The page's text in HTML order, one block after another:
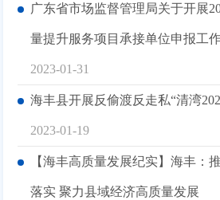
广东省市场监督管理局关于开展
量提升服务项目承接单位申报工
2023-01-31
海丰县开展反偷渡反走私“清湾
2023-01-19
【海丰高质量发展纪实】海丰：
落实 聚力县域经济高质量发展